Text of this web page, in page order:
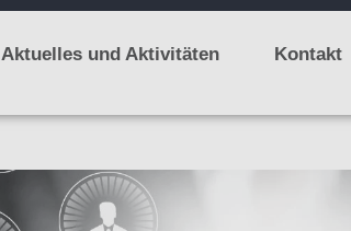
Aktuelles und Aktivitäten Kontakt